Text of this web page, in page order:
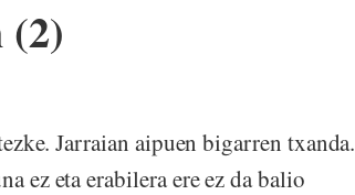
Jarraian aipuen bigarren txanda.
ez eta erabilera ere ez da balio